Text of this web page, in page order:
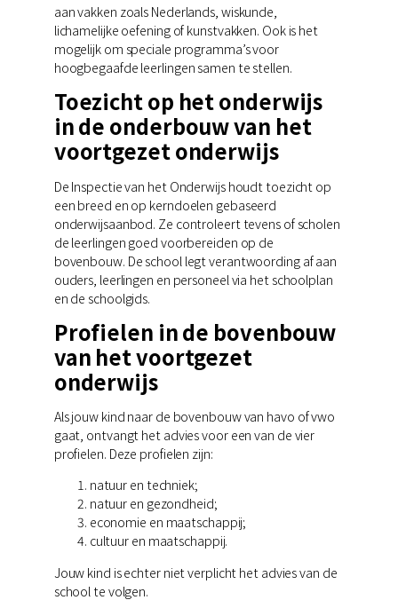
aan vakken zoals Nederlands, wiskunde,
lichamelijke oefening of kunstvakken. Ook is het
mogelijk om speciale programma’s voor
hoogbegaafde leerlingen samen te stellen.
Toezicht op het onderwijs
in de onderbouw van het
voortgezet onderwijs
De Inspectie van het Onderwijs houdt toezicht op
een breed en op kerndoelen gebaseerd
onderwijsaanbod. Ze controleert tevens of scholen
de leerlingen goed voorbereiden op de
bovenbouw. De school legt verantwoording af aan
ouders, leerlingen en personeel via het schoolplan
en de schoolgids.
Profielen in de bovenbouw
van het voortgezet
onderwijs
Als jouw kind naar de bovenbouw van havo of vwo
gaat, ontvangt het advies voor een van de vier
profielen. Deze profielen zijn:
natuur en techniek;
natuur en gezondheid;
economie en maatschappij;
cultuur en maatschappij.
Jouw kind is echter niet verplicht het advies van de
school te volgen.